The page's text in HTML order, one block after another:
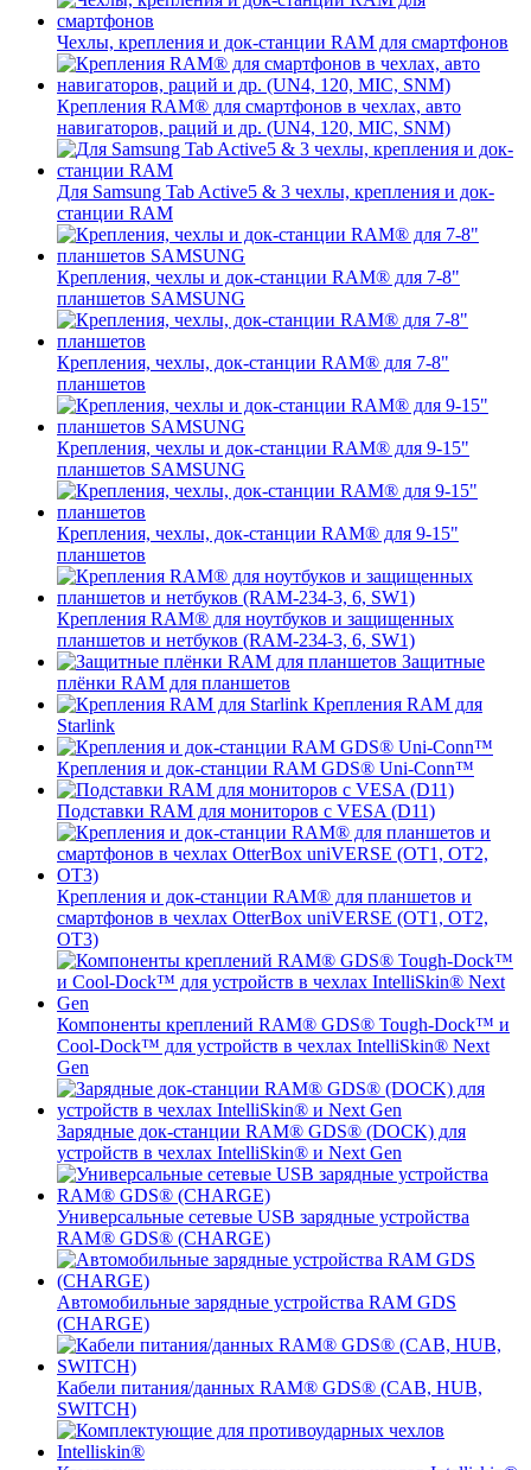
Чехлы, крепления и док-станции RAM для смартфонов
Крепления RAM® для смартфонов в чехлах, авто
навигаторов, раций и др. (UN4, 120, MIC, SNM)
Для Samsung Tab Active5 & 3 чехлы, крепления и док-
станции RAM
Крепления, чехлы и док-станции RAM® для 7-8"
планшетов SAMSUNG
Крепления, чехлы, док-станции RAM® для 7-8"
планшетов
Крепления, чехлы и док-станции RAM® для 9-15"
планшетов SAMSUNG
Крепления, чехлы, док-станции RAM® для 9-15"
планшетов
Крепления RAM® для ноутбуков и защищенных
планшетов и нетбуков (RAM-234-3, 6, SW1)
Защитные
плёнки RAM для планшетов
Крепления RAM для
Starlink
Крепления и док-станции RAM GDS® Uni-Conn™
Подставки RAM для мониторов с VESA (D11)
Крепления и док-станции RAM® для планшетов и
смартфонов в чехлах OtterBox uniVERSE (OT1, OT2,
OT3)
Компоненты креплений RAM® GDS® Tough-Dock™ и
Cool-Dock™ для устройств в чехлах IntelliSkin® Next
Gen
Зарядные док-станции RAM® GDS® (DOCK) для
устройств в чехлах IntelliSkin® и Next Gen
Универсальные сетевые USB зарядные устройства
RAM® GDS® (CHARGE)
Автомобильные зарядные устройства RAM GDS
(CHARGE)
Кабели питания/данных RAM® GDS® (CAB, HUB,
SWITCH)